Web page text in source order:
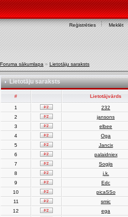
Reģistrēties Meklēt
Foruma sākumlapa » Lietotāju saraksts
Lietotāju saraksts
# Lietotājvārds
1
232
2
jansons
3
elbee
4
Oga
5
Jancix
6
palaidniex
7
Sogjis
8
j.k.
9
Edc
10
picaSSo
11
smic
12
ega